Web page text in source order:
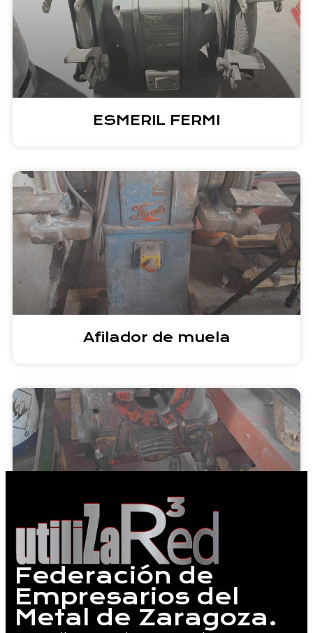
ESMERIL FERMI
Afilador de muela
Roscadora Manual
Federación de
Empresarios del
Metal de Zaragoza.